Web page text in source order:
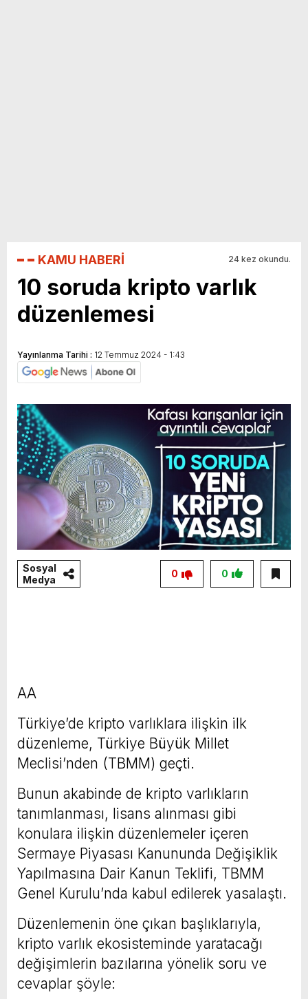
KAMU HABERİ 24 kez okundu.
10 soruda kripto varlık
düzenlemesi
Yayınlanma Tarihi : 12 Temmuz 2024 - 1:43
Sosyal
Medya
0
0
AA
Türkiye’de kripto varlıklara ilişkin ilk
düzenleme, Türkiye Büyük Millet
Meclisi’nden (TBMM) geçti.
Bunun akabinde de kripto varlıkların
tanımlanması, lisans alınması gibi
konulara ilişkin düzenlemeler içeren
Sermaye Piyasası Kanununda Değişiklik
Yapılmasına Dair Kanun Teklifi, TBMM
Genel Kurulu’nda kabul edilerek yasalaştı.
Düzenlemenin öne çıkan başlıklarıyla,
kripto varlık ekosisteminde yaratacağı
değişimlerin bazılarına yönelik soru ve
cevaplar şöyle: